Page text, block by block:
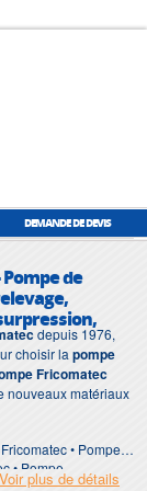
DEMANDE DE DEVIS
de
depuis 1976,
choisir la pompe
Fricomatec
nouveaux matériaux
• Pompe
• Pompe
• Pompe Fricomatec
Voir plus de détails